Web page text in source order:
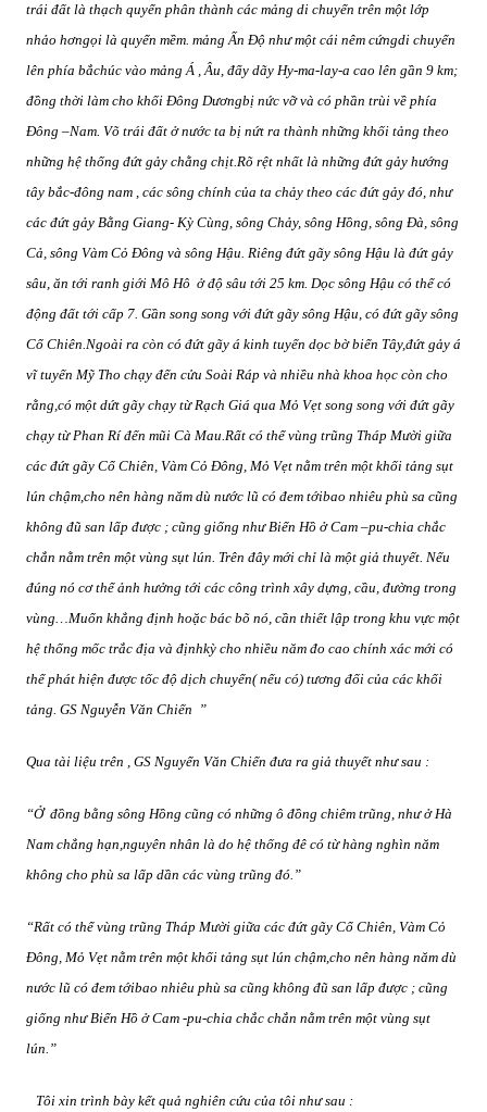
trái đất là thạch quyển phân thành các mảng di chuyển trên một lớp
nhảo hơngọi là quyển mềm. mảng Ấn Độ như một cái nêm cứngdi chuyển
lên phía bắchúc vào mảng Á , Âu, đẩy dãy Hy-ma-lay-a cao lên gần 9 km;
đồng thời làm cho khối Đông Dươngbị nức vỡ và có phần trùi về phía
Đông –Nam. Võ trái đất ở nước ta bị nứt ra thành những khối tảng theo
những hệ thống đứt gảy chằng chịt.Rõ rệt nhất là những đứt gảy hướng
tây bắc-đông nam , các sông chính của ta chảy theo các đứt gảy đó, như
các đứt gảy Bằng Giang- Kỳ Cùng, sông Chảy, sông Hồng, sông Đà, sông
Cả, sông Vàm Cỏ Đông và sông Hậu. Riêng đứt gãy sông Hậu là đứt gảy
sâu, ăn tới ranh giới Mô Hô ở độ sâu tới 25 km. Dọc sông Hậu có thể có
động đất tới cấp 7. Gần song song với đứt gãy sông Hậu, có đứt gãy sông
Cổ Chiên.Ngoài ra còn có đứt gãy á kinh tuyến dọc bờ biển Tây,đứt gảy á
vĩ tuyến Mỹ Tho chạy đến cửu Soài Ráp và nhiều nhà khoa học còn cho
rằng,có một dứt gãy chạy từ Rạch Giá qua Mỏ Vẹt song song với đứt gãy
chạy từ Phan Rí đến mũi Cà Mau.Rất có thể vùng trũng Tháp Mười giữa
các đứt gãy Cổ Chiên, Vàm Cỏ Đông, Mỏ Vẹt nằm trên một khối tảng sụt
lún chậm,cho nên hàng năm dù nước lũ có đem tớibao nhiêu phù sa cũng
không đũ san lấp được ; cũng giống như Biển Hồ ở Cam –pu-chia chắc
chắn nằm trên một vùng sụt lún. Trên đây mới chỉ là một giả thuyết. Nếu
đúng nó cơ thể ảnh hưởng tới các công trình xây dựng, cầu, đường trong
vùng…Muốn khẳng định hoặc bác bõ nó, cần thiết lập trong khu vực một
hệ thống mốc trắc địa và địnhkỳ cho nhiều năm đo cao chính xác mới có
thể phát hiện được tốc độ dịch chuyển( nếu có) tương đối của các khối
tảng. GS Nguyễn Văn Chiến ”
Qua tài liệu trên , GS Nguyển Văn Chiến đưa ra giả thuyết như sau :
“Ở đồng bằng sông Hồng cũng có những ô đồng chiêm trũng, như ở Hà
Nam chẳng hạn,nguyên nhân là do hệ thống đê có từ hàng nghìn năm
không cho phù sa lấp dần các vùng trũng đó.”
“Rất có thể vùng trũng Tháp Mười giữa các đứt gãy Cổ Chiên, Vàm Cỏ
Đông, Mỏ Vẹt nằm trên một khối tảng sụt lún chậm,cho nên hàng năm dù
nước lũ có đem tớibao nhiêu phù sa cũng không đũ san lấp được ; cũng
giống như Biển Hồ ở Cam -pu-chia chắc chắn nằm trên một vùng sụt
lún.”
Tôi xin trình bày kết quả nghiên cứu của tôi như sau :